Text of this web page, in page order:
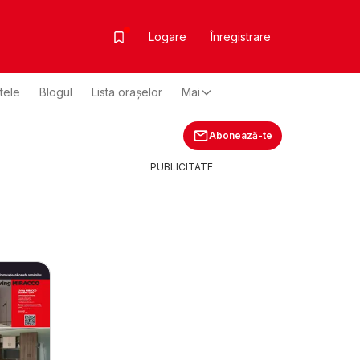
Logare Înregistrare
Blogul Lista oraşelor Mai
Abonează-te
PUBLICITATE